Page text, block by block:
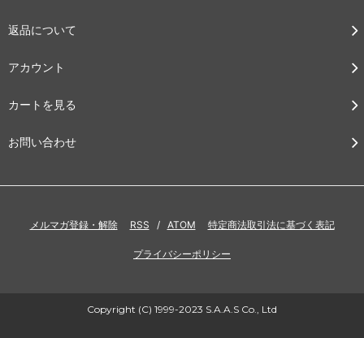
返品について
アカウント
カートを見る
お問い合わせ
メルマガ登録・解除 RSS / ATOM 特定商法取引法に基づく表記
プライバシーポリシー
Copyright (C) 1999-2023 S.A.A.S Co., Ltd